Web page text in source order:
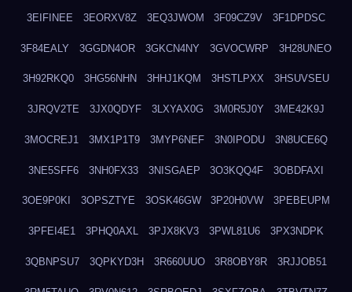
3EIFINEE 3EORXV8Z 3EQ3JWOM 3F09CZ9V 3F1DPDSC
3F84EALY 3GGDN4OR 3GKCN4NY 3GVOCWRP 3H28UNEO
3H92RKQ0 3HG56NHN 3HHJ1KQM 3HSTLPXX 3HSUVSEU
3JRQV2TE 3JX0QDYF 3LXYAX0G 3M0R5J0Y 3ME42K9J
3MOCREJ1 3MX1P1T9 3MYP6NEF 3N0IPODU 3N8UCE6Q
3NE5SFF6 3NH0FX33 3NISGAEP 3O3KQQ4F 3OBDFAXI
3OE9P0KI 3OPSZTYE 3OSK46GW 3P20H0VW 3PEBEUPM
3PFEI4E1 3PHQ0AXL 3PJX8KV3 3PWL81U6 3PX3NDPK
3QBNPSU7 3QPKYD3H 3R660UUO 3R8OBY8R 3RJJOB51